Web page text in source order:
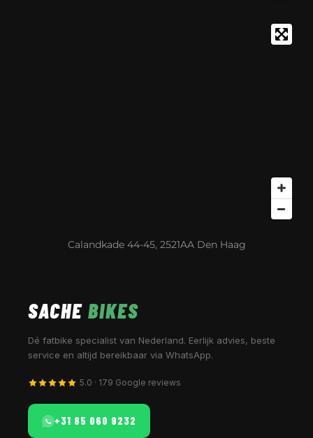
Calandkade 44-45, 2521AA Den Haag
SACHE BIKES
Dé fatbike specialist van Nederland. Eerlijk advies, beste
service en altijd bereikbaar via WhatsApp.
5.0 · 179 Google reviews
+31 85 060 9232